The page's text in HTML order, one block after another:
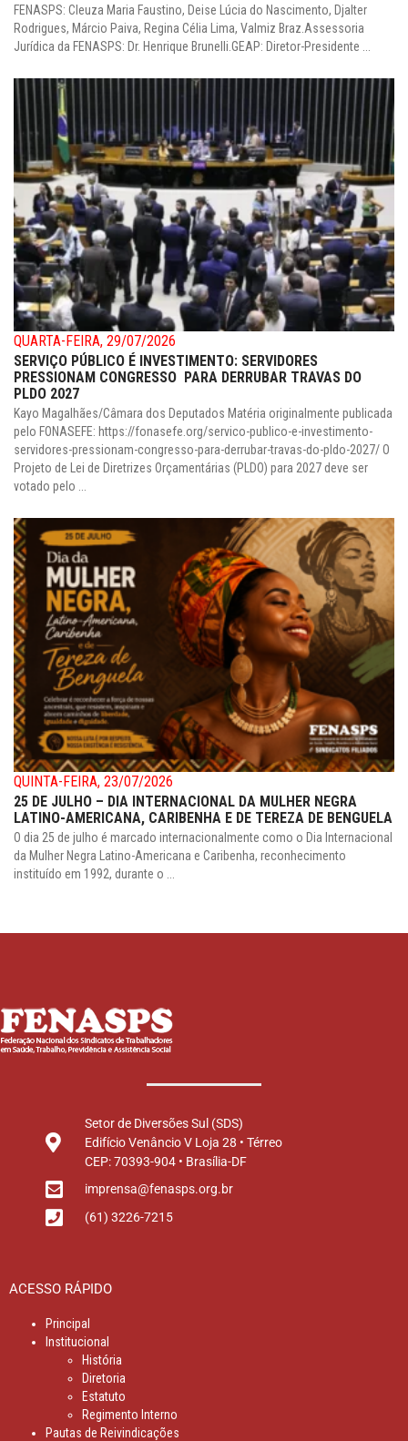
FENASPS: Cleuza Maria Faustino, Deise Lúcia do Nascimento, Djalter
Rodrigues, Márcio Paiva, Regina Célia Lima, Valmiz Braz.Assessoria
Jurídica da FENASPS: Dr. Henrique Brunelli.GEAP: Diretor-Presidente ...
QUARTA-FEIRA, 29/07/2026
SERVIÇO PÚBLICO É INVESTIMENTO: SERVIDORES
PRESSIONAM CONGRESSO PARA DERRUBAR TRAVAS DO
PLDO 2027
Kayo Magalhães/Câmara dos Deputados Matéria originalmente publicada
pelo FONASEFE: https://fonasefe.org/servico-publico-e-investimento-
servidores-pressionam-congresso-para-derrubar-travas-do-pldo-2027/ O
Projeto de Lei de Diretrizes Orçamentárias (PLDO) para 2027 deve ser
votado pelo ...
QUINTA-FEIRA, 23/07/2026
25 DE JULHO – DIA INTERNACIONAL DA MULHER NEGRA
LATINO-AMERICANA, CARIBENHA E DE TEREZA DE BENGUELA
O dia 25 de julho é marcado internacionalmente como o Dia Internacional
da Mulher Negra Latino-Americana e Caribenha, reconhecimento
instituído em 1992, durante o ...
Setor de Diversões Sul (SDS)
Edifício Venâncio V Loja 28 • Térreo
CEP: 70393-904 • Brasília-DF
imprensa@fenasps.org.br
(61) 3226-7215
ACESSO RÁPIDO
Principal
Institucional
História
Diretoria
Estatuto
Regimento Interno
Pautas de Reivindicações